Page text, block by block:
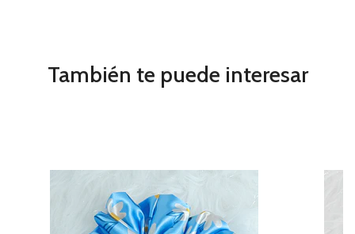
También te puede interesar